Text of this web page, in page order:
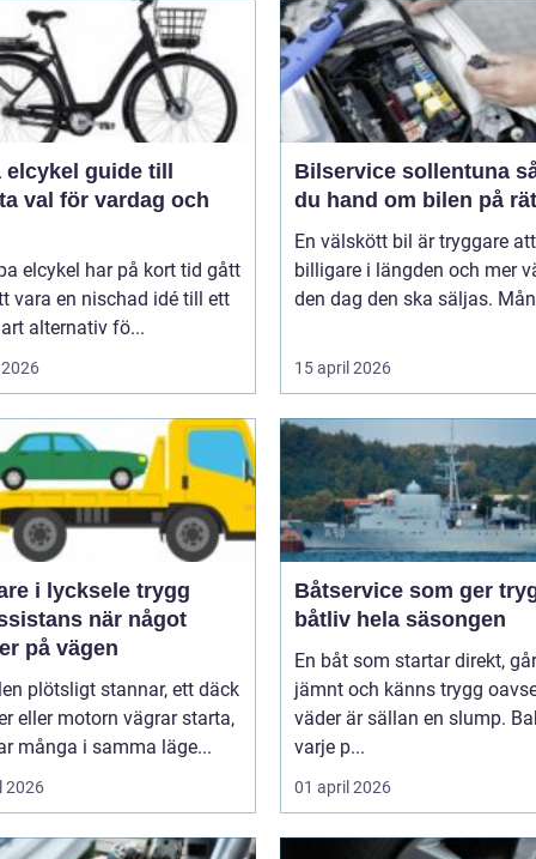
guide till
val för vardag och
elcykel har på kort tid gått
vara en nischad idé till ett
alternativ fö...
Bilservice sollentuna så tar
du hand om bilen på
En välskött bil är tryggare
billigare i längden och mer
den dag den ska säljas.
15 april 2026
i lycksele trygg
när något
på vägen
plötsligt stannar, ett däck
eller motorn vägrar starta,
många i samma läge...
2026
Båtservice som ger
båtliv hela säsongen
En båt som startar direkt, går
jämnt och känns trygg
väder är sällan en slump.
varje p...
01 april 2026